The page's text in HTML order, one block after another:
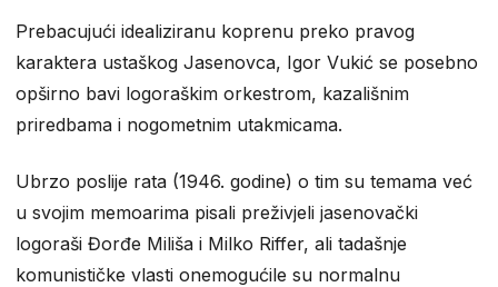
Prebacujući idealiziranu koprenu preko pravog
karaktera ustaškog Jasenovca, Igor Vukić se posebno
opširno bavi logoraškim orkestrom, kazališnim
priredbama i nogometnim utakmicama.
Ubrzo poslije rata (1946. godine) o tim su temama već
u svojim memoarima pisali preživjeli jasenovački
logoraši Đorđe Miliša i Milko Riffer, ali tadašnje
komunističke vlasti onemogućile su normalnu